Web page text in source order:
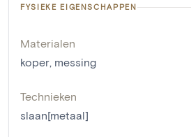
FYSIEKE EIGENSCHAPPEN
Materialen
koper, messing
Technieken
slaan[metaal]